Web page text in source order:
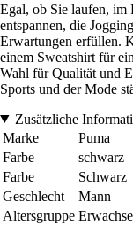
Egal, ob Sie laufen, im
entspannen, die
Erwartungen erfüllen.
einem Sweatshirt für
Wahl für Qualität und
Sports und der Mode
Zusätzliche
Marke
Puma
Farbe
schwarz
Farbe
Schwarz
Geschlecht
Mann
Altersgruppe